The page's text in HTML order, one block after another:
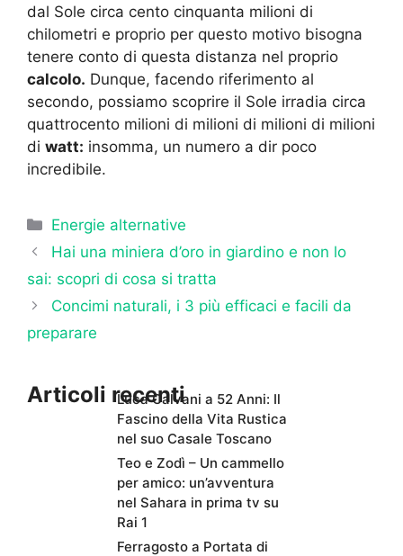
dal Sole circa cento cinquanta milioni di
chilometri e proprio per questo motivo bisogna
tenere conto di questa distanza nel proprio
calcolo. Dunque, facendo riferimento al
secondo, possiamo scoprire il Sole irradia circa
quattrocento milioni di milioni di milioni di milioni
di watt: insomma, un numero a dir poco
incredibile.
Categorie
Energie alternative
Hai una miniera d’oro in giardino e non lo
sai: scopri di cosa si tratta
Concimi naturali, i 3 più efficaci e facili da
preparare
Articoli recentiLuca Calvani a 52 Anni: Il
Fascino della Vita Rustica
nel suo Casale Toscano
Teo e Zodì – Un cammello
per amico: un’avventura
nel Sahara in prima tv su
Rai 1
Ferragosto a Portata di